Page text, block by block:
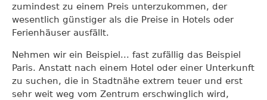
zumindest zu einem Preis unterzukommen, der
wesentlich günstiger als die Preise in Hotels oder
Ferienhäuser ausfällt.
Nehmen wir ein Beispiel... fast zufällig das Beispiel
Paris. Anstatt nach einem Hotel oder einer Unterkunft
zu suchen, die in Stadtnähe extrem teuer und erst
sehr weit weg vom Zentrum erschwinglich wird,